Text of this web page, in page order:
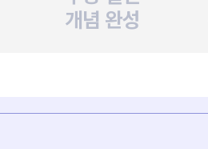
개념 완성